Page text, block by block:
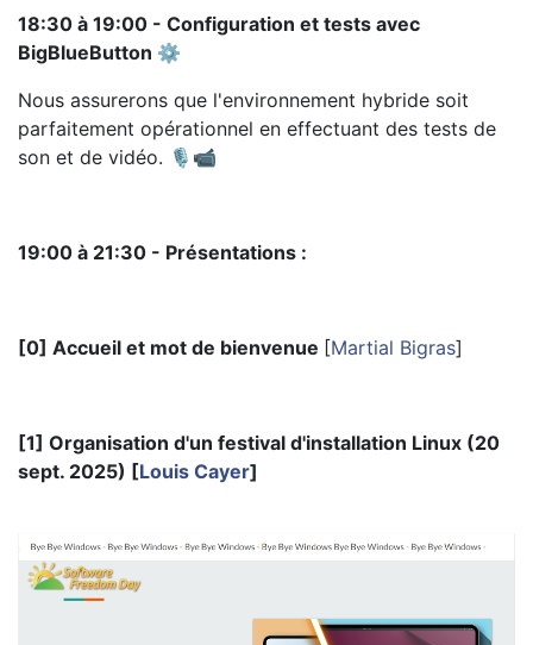
18:30 à 19:00 - Configuration et tests avec
BigBlueButton ⚙️
Nous assurerons que l'environnement hybride soit
parfaitement opérationnel en effectuant des tests de
son et de vidéo. 🎙️📹
19:00 à 21:30 - Présentations :
[0] Accueil et mot de bienvenue [Martial Bigras]
[1] Organisation d'un festival d'installation Linux (20
sept. 2025) [Louis Cayer]